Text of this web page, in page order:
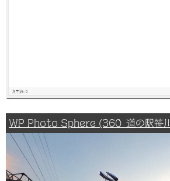
WP Photo Sphere (360_道の駅笹